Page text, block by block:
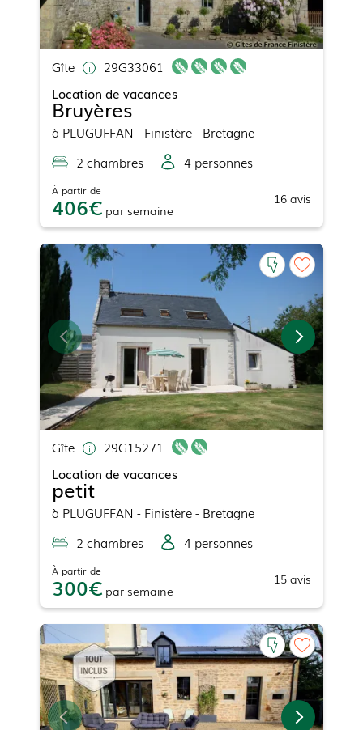
Gîte
29G33061
Location de vacances
Bruyères
à PLUGUFFAN - Finistère - Bretagne
2 chambres 4 personnes
À partir de
406 par semaine
16 avis
Gîte
29G15271
Location de vacances
petit
à PLUGUFFAN - Finistère - Bretagne
2 chambres 4 personnes
À partir de
300 par semaine
15 avis